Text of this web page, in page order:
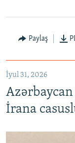
Paylaş
İyul 31, 2026
İrana